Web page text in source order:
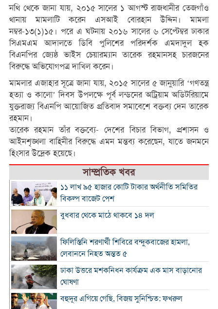
নথি থেকে জানা যায়, ২০১৫ সালের ১ আগস্ট রাজধানীর তেজগাঁও
থানায় মামলাটি করেন এসআই বোরহান উদ্দিন। মামলা
নম্বর-১৩(১)১৫। পরে এ ঘটনায় ২০১৬ সালের ৬ সেপ্টেম্বর ঢাকার
সিএমএম আদালতে ডিবি পুলিশের পরিদর্শক এমদাদুল হক
বিএনপির জ্যেষ্ঠ ভাইস চেয়ারম্যান তারেক রহমানসহ চারজনের
বিরুদ্ধে অভিযোগপত্র দাখিল করেন।
মামলার এজাহার সূত্রে জানা যায়, ২০১৫ সালের ৫ জানুয়ারি ‘গণতন্ত্র
হত্যা ও কালো’ দিবস উপলক্ষে পূর্ব লন্ডনের অট্রিয়াম অডিটরিয়ামে
যুক্তরাজ্য বিএনপি আয়োজিত প্রতিবাদ সমাবেশে বক্তব্য দেন তারেক
রহমান।
তারেক রহমান তাঁর বক্তব্যে- দেশের বিচার বিভাগ, প্রশাসন ও
আইনশৃঙ্খলা বাহিনীর বিরুদ্ধে এমন মন্তব্য করেছেন, যাতে জনমনে
হিংসার উদ্রেক হয়েছে।
সাম্প্রতিক খবর
১১ লাখ ৯৫ হাজার কোটি টাকার অর্থনীতি সমিতির
বিকল্প বাজেট পেশ
বুধবার থেকে মাঠে থাকবে ১৪ দল
ফিলিস্তিনি শরণার্থী শিবিরে বন্দুকবাজের হামলা,
লেবাননে নিহত অন্তত ৫
ঢাকা উত্তরে মশকনিধন কার্যক্রম এক মাস বাড়ানোর
ঘোষণা
বহুদূর এগিয়ে গেছি, বিজয় সুনিশ্চিত: ফখরুল